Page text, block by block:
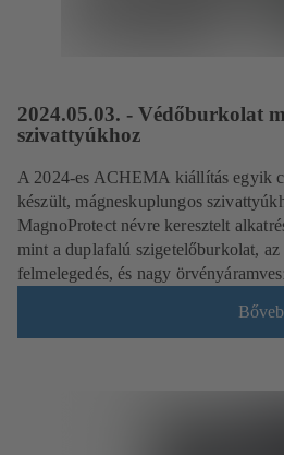
2024.05.03. - Védőburkolat
szivattyúkhoz
A 2024-es ACHEMA kiállítás egyik
készült, mágneskuplungos
MagnoProtect névre keresztelt
mint a duplafalú szigetelőburkolat,
felmelegedés, és nagy